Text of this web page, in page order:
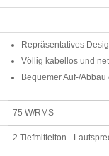
Repräsentatives
Völlig kabellos und
Bequemer Auf-/
75 W/RMS
2 Tiefmittelton -